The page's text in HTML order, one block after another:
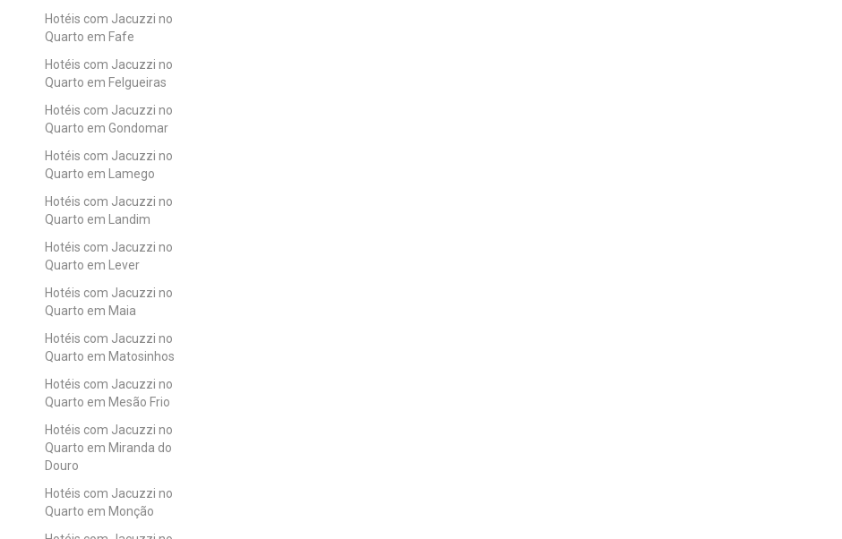
Hotéis com Jacuzzi no
Quarto em Fafe
Hotéis com Jacuzzi no
Quarto em Felgueiras
Hotéis com Jacuzzi no
Quarto em Gondomar
Hotéis com Jacuzzi no
Quarto em Lamego
Hotéis com Jacuzzi no
Quarto em Landim
Hotéis com Jacuzzi no
Quarto em Lever
Hotéis com Jacuzzi no
Quarto em Maia
Hotéis com Jacuzzi no
Quarto em Matosinhos
Hotéis com Jacuzzi no
Quarto em Mesão Frio
Hotéis com Jacuzzi no
Quarto em Miranda do
Douro
Hotéis com Jacuzzi no
Quarto em Monção